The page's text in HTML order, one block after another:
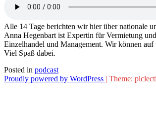
Alle 14 Tage berichten wir hier über nationale
Anna Hegenbart ist Expertin für Vermietung
Einzelhandel und Management. Wir können
Viel Spaß dabei.
Posted in podcast
Proudly powered by WordPress | Theme: